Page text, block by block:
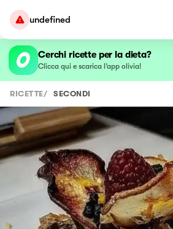
undefined
Cerchi ricette per la dieta?
Clicca qui e scarica l’app olivia!
RICETTE/ SECONDI